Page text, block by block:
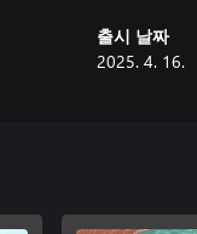
출시 날짜
2025. 4. 16.